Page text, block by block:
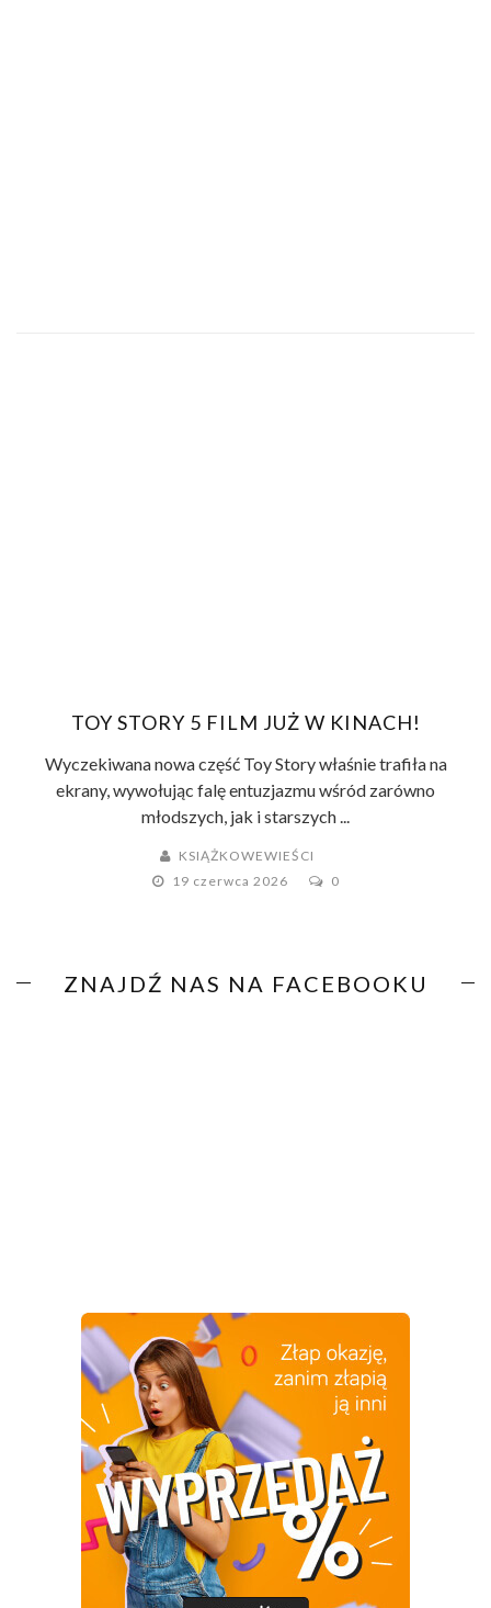
TOY STORY 5 FILM JUŻ W KINACH!
Wyczekiwana nowa część Toy Story właśnie trafiła na
ekrany, wywołując falę entuzjazmu wśród zarówno
młodszych, jak i starszych ...
KSIĄŻKOWEWIEŚCI
19 czerwca 2026
0
ZNAJDŹ NAS NA FACEBOOKU